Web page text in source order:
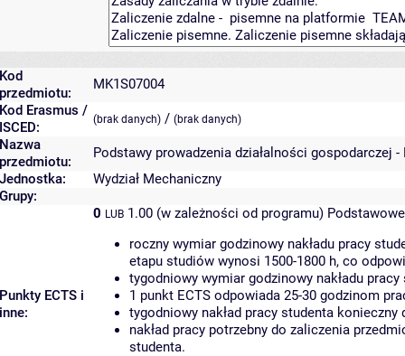
Kod
przedmiotu:
MK1S07004
Kod Erasmus /
ISCED:
(brak danych) / (brak danych)
Nazwa
przedmiotu:
Podstawy prowadzenia działalności gospodarczej -
Jednostka:
Wydział Mechaniczny
Grupy:
Punkty ECTS i
inne:
0 LUB 1.00 (w zależności od programu)
roczny wymiar godzinowy nakładu pracy
etapu studiów wynosi 1500-1800 h, co
tygodniowy wymiar godzinowy nakładu
1 punkt ECTS odpowiada 25-30 godzinom
tygodniowy nakład pracy studenta
nakład pracy potrzebny do zaliczenia
studenta.